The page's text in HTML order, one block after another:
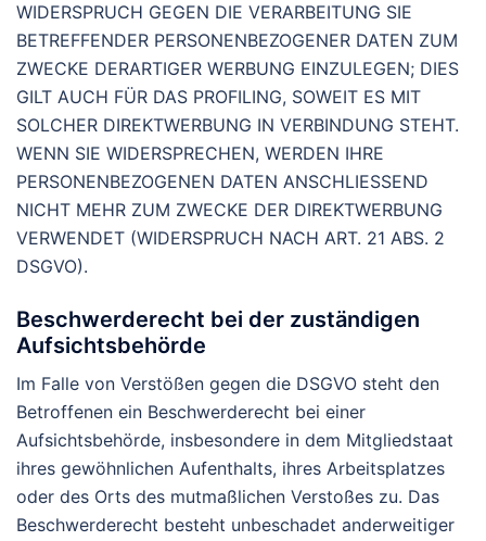
WIDERSPRUCH GEGEN DIE VERARBEITUNG SIE
BETREFFENDER PERSONENBEZOGENER DATEN ZUM
ZWECKE DERARTIGER WERBUNG EINZULEGEN; DIES
GILT AUCH FÜR DAS PROFILING, SOWEIT ES MIT
SOLCHER DIREKTWERBUNG IN VERBINDUNG STEHT.
WENN SIE WIDERSPRECHEN, WERDEN IHRE
PERSONENBEZOGENEN DATEN ANSCHLIESSEND
NICHT MEHR ZUM ZWECKE DER DIREKTWERBUNG
VERWENDET (WIDERSPRUCH NACH ART. 21 ABS. 2
DSGVO).
Beschwerde­recht bei der zuständigen
Aufsichts­behörde
Im Falle von Verstößen gegen die DSGVO steht den
Betroffenen ein Beschwerderecht bei einer
Aufsichtsbehörde, insbesondere in dem Mitgliedstaat
ihres gewöhnlichen Aufenthalts, ihres Arbeitsplatzes
oder des Orts des mutmaßlichen Verstoßes zu. Das
Beschwerderecht besteht unbeschadet anderweitiger